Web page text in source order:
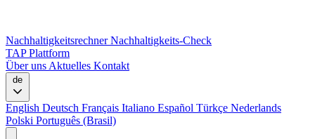
NachhaltigkeitsrechnerNachhaltigkeits-Check
TAP Plattform
Über uns Aktuelles Kontakt
de
English Deutsch Français Italiano Español Türkçe Nederlands
Polski Português (Brasil)